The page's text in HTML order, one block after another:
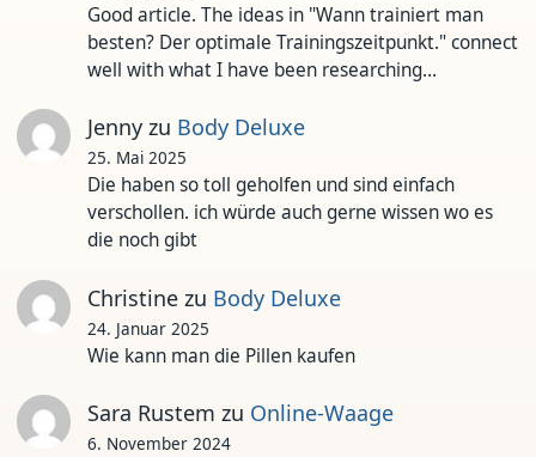
Good article. The ideas in "Wann trainiert man
besten? Der optimale Trainingszeitpunkt." connect
well with what I have been researching…
Jennyzu Body Deluxe
25. Mai 2025
Die haben so toll geholfen und sind einfach
verschollen. ich würde auch gerne wissen wo es
die noch gibt
Christinezu Body Deluxe
24. Januar 2025
Wie kann man die Pillen kaufen
Sara Rustem zu Online-Waage
6. November 2024